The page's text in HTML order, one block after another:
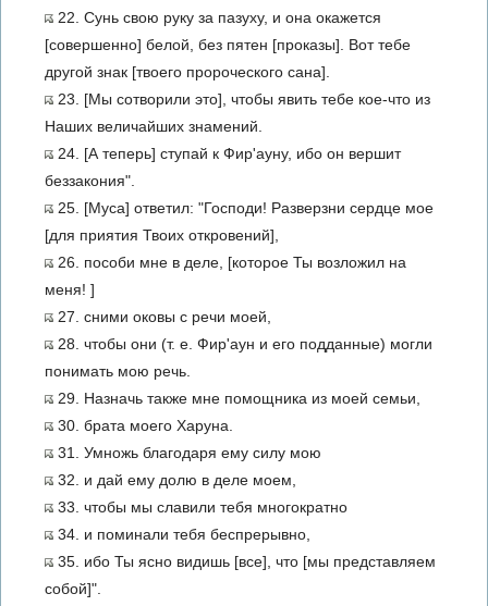
22. Сунь свою руку за пазуху, и она окажется
[совершенно] белой, без пятен [проказы]. Вот тебе
другой знак [твоего пророческого сана].
23. [Мы сотворили это], чтобы явить тебе кое-что из
Наших величайших знамений.
24. [А теперь] ступай к Фир'ауну, ибо он вершит
беззакония".
25. [Муса] ответил: "Господи! Разверзни сердце мое
[для приятия Твоих откровений],
26. пособи мне в деле, [которое Ты возложил на
меня! ]
27. сними оковы с речи моей,
28. чтобы они (т. е. Фир'аун и его подданные) могли
понимать мою речь.
29. Назначь также мне помощника из моей семьи,
30. брата моего Харуна.
31. Умножь благодаря ему силу мою
32. и дай ему долю в деле моем,
33. чтобы мы славили тебя многократно
34. и поминали тебя беспрерывно,
35. ибо Ты ясно видишь [все], что [мы представляем
собой]".